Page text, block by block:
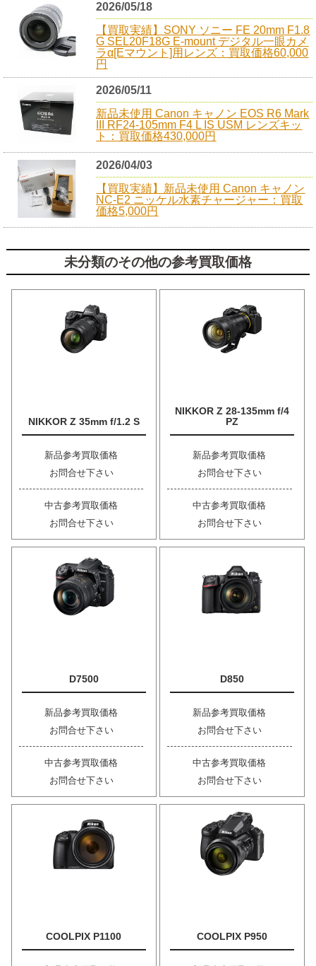
2026/05/18
【買取実績】SONY ソニー FE 20mm F1.8
G SEL20F18G E-mount デジタル一眼カメ
ラα[Eマウント]用レンズ：買取価格60,000
円
2026/05/11
新品未使用 Canon キャノン EOS R6 Mark
III RF24-105mm F4 L IS USM レンズキッ
ト：買取価格430,000円
2026/04/03
【買取実績】新品未使用 Canon キャノン
NC-E2 ニッケル水素チャージャー：買取
価格5,000円
未分類のその他の参考買取価格
NIKKOR Z 35mm f/1.2 S
新品参考買取価格
お問合せ下さい
中古参考買取価格
お問合せ下さい
NIKKOR Z 28-135mm f/4
PZ
新品参考買取価格
お問合せ下さい
中古参考買取価格
お問合せ下さい
D7500
新品参考買取価格
お問合せ下さい
中古参考買取価格
お問合せ下さい
D850
新品参考買取価格
お問合せ下さい
中古参考買取価格
お問合せ下さい
COOLPIX P1100 COOLPIX P950